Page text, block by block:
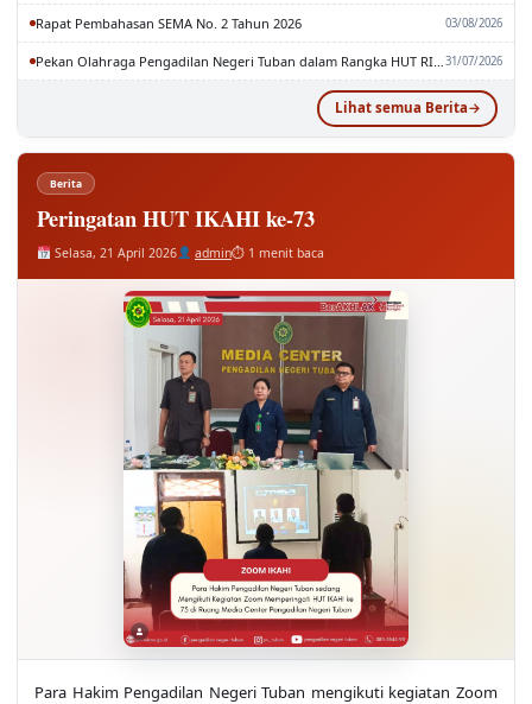
Rapat Pembahasan SEMA No. 2 Tahun 2026 03/08/2026
31/07/2026
Lihat semua Berita
Berita
Peringatan HUT IKAHI ke-73
Selasa, 21 April 2026 admin⏱ 1 menit baca
Para Hakim Pengadilan Negeri Tuban mengikuti kegiatan Zoom